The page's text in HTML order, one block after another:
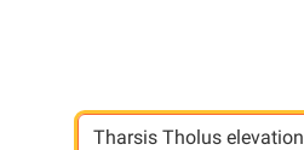
Tharsis Tholus elevation